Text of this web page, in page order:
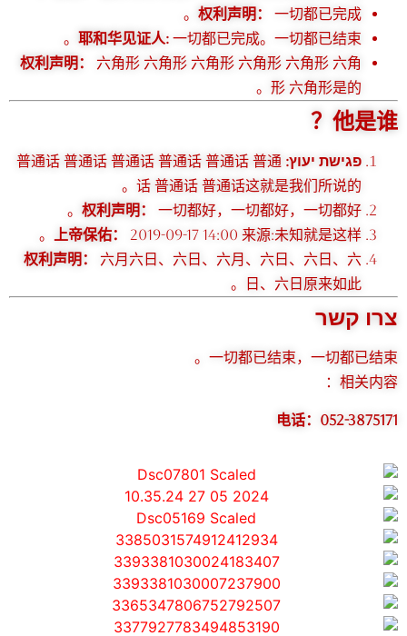
权利声明：
一切都已完成。
耶和华见证人: 一切都已完成。一切都已结束。
权利声明：
六角形 六角形 六角形 六角形 六角形 六角
形 六角形是的。
他是谁？
פגישת יעוץ: 普通话 普通话 普通话 普通话 普通话 普通
话 普通话 普通话这就是我们所说的。
权利声明：
一切都好，一切都好，一切都好。
上帝保佑：
2019-09-17 14:00 来源:未知就是这样。
权利声明：
六月六日、六日、六月、六日、六日、六
日、六日原来如此。
צרו קשר
一切都已结束，一切都已结束。
相关内容：
电话：052-3875171